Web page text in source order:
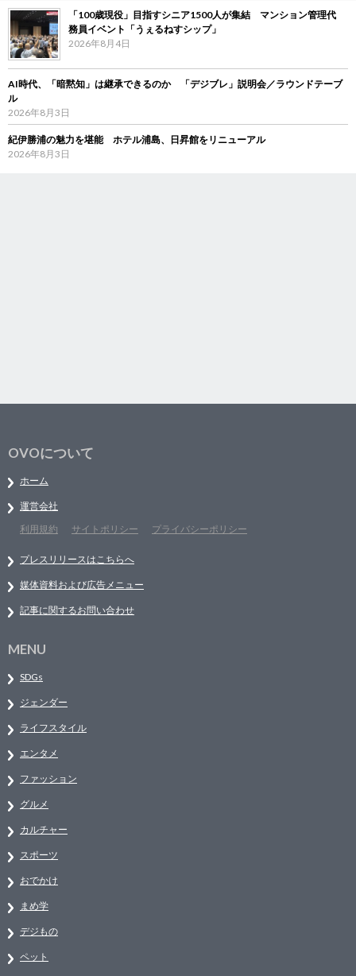
「100歳現役」目指すシニア1500人が集結 マンション管理代
務員イベント「うぇるねすシップ」
2026年8月4日
AI時代、「暗黙知」は継承できるのか 「デジブレ」説明会／ラウンドテーブ
ル
2026年8月3日
紀伊勝浦の魅力を堪能 ホテル浦島、日昇館をリニューアル
2026年8月3日
OVOについて
ホーム
運営会社
利用規約
サイトポリシー プライバシーポリシー
プレスリリースはこちらへ
媒体資料および広告メニュー
記事に関するお問い合わせ
MENU
SDGs
ジェンダー
ライフスタイル
エンタメ
ファッション
グルメ
カルチャー
スポーツ
おでかけ
まめ学
デジもの
ペット